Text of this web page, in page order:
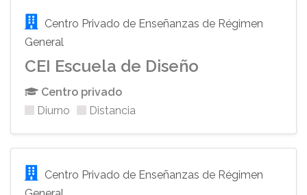
Centro Privado de Enseñanzas de Régimen
General
CEI Escuela de Diseño
Centro privado
Diurno
Distancia
Centro Privado de Enseñanzas de Régimen